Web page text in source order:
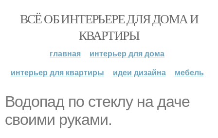
ВСЁ ОБ ИНТЕРЬЕРЕ ДЛЯ ДОМА И
КВАРТИРЫ
главная
интерьер для дома
интерьер для квартиры
идеи дизайна мебель
Водопад по стеклу на даче
своими руками.